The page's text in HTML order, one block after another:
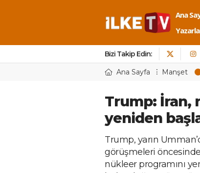
Ana
Bizi Takip Edin:
Ana Sayfa Manşet
Trump: İran,
yeniden
Trump, yarın
görüşmeleri öncesinde
nükleer programını